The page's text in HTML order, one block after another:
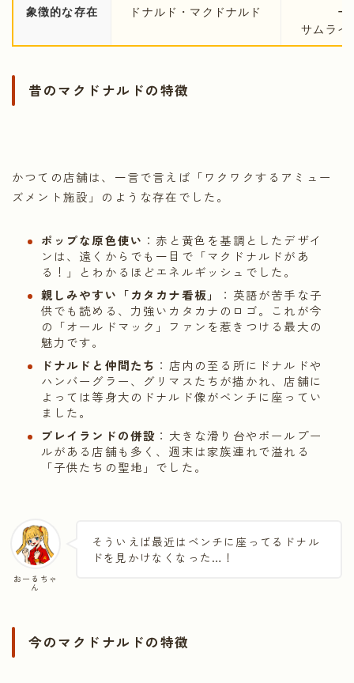
象徴的な存在 ドナルド・マクドナルド
ー
サムライ
昔のマクドナルドの特徴
かつての店舗は、一言で言えば「ワクワクするアミュー
ズメント施設」のような存在でした。
ポップな原色使い ：赤と黄色を基調としたデザイ
ンは、遠くからでも一目で「マクドナルドがあ
る！」とわかるほどエネルギッシュでした。
親しみやすい「カタカナ看板」
：英語が苦手な子
供でも読める、力強いカタカナのロゴ。これが今
の「オールドマック」ファンを惹きつける最大の
魅力です。
ドナルドと仲間たち ：店内の至る所にドナルドや
ハンバーグラー、グリマスたちが描かれ、店舗に
よっては等身大のドナルド像がベンチに座ってい
ました。
プレイランドの併設 ：大きな滑り台やボールプー
ルがある店舗も多く、週末は家族連れで溢れる
「子供たちの聖地」でした。
おーるちゃ
ん
そういえば最近はベンチに座ってるドナル
ドを見かけなくなった…！
今のマクドナルドの特徴